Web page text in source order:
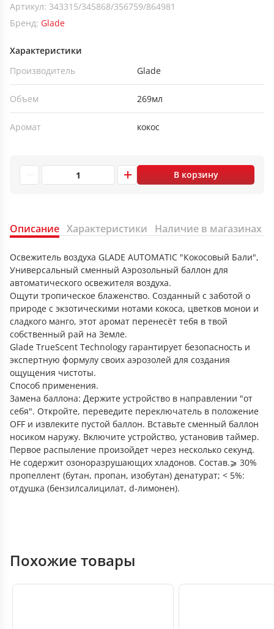
Артикул: 343315/345868/356759/864981
Бренд: Glade
Характеристики
Производитель
Glade
Объем 269мл
Аромат кокос
В корзину
Описание Характеристики Наличие в магазинах
Освежитель воздуха GLADE AUTOMATIC "Кокосовый Бали",
Универсальный сменный Аэрозольный баллон для
автоматического освежителя воздуха.
Ощути тропическое блаженство. Созданный с заботой о
природе с экзотическими нотами кокоса, цветков монои и
сладкого манго, этот аромат перенесёт тебя в твой
собственный рай на Земле.
Glade TrueScent Technology гарантирует безопасность и
экспертную формулу своих аэрозолей для создания
ощущения чистоты.
Способ применения.
Замена баллона: Держите устройство в направлении "от
себя". Откройте, переведите переключатель в положение
OFF и извлеките пустой баллон. Вставьте сменный баллон
носиком наружу. Включите устройство, установив таймер.
Первое распыление произойдет через несколько секунд.
Не содержит озоноразрушающих хладонов. Состав.⩾ 30%
пропеллент (бутан, пропан, изобутан) денатурат; < 5%:
отдушка (бензилсалицилат, d-лимонен).
Похожие товары